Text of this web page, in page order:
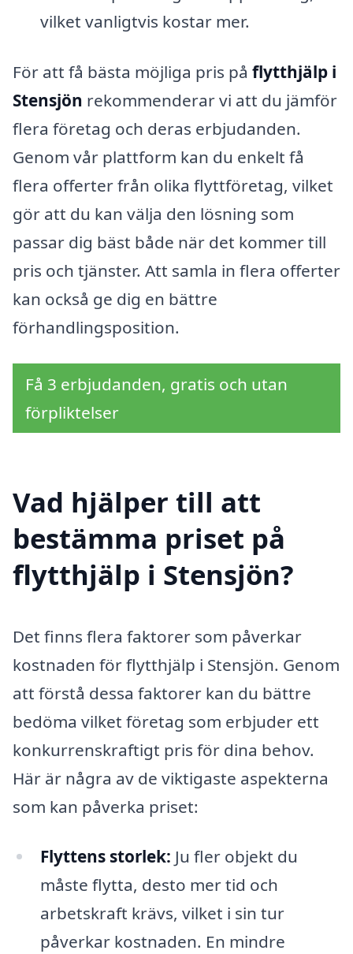
vilket vanligtvis kostar mer.
För att få bästa möjliga pris på flytthjälp i
Stensjön rekommenderar vi att du jämför
flera företag och deras erbjudanden.
Genom vår plattform kan du enkelt få
flera offerter från olika flyttföretag, vilket
gör att du kan välja den lösning som
passar dig bäst både när det kommer till
pris och tjänster. Att samla in flera offerter
kan också ge dig en bättre
förhandlingsposition.
Få 3 erbjudanden, gratis och utan
förpliktelser
Vad hjälper till att
bestämma priset på
flytthjälp i Stensjön?
Det finns flera faktorer som påverkar
kostnaden för flytthjälp i Stensjön. Genom
att förstå dessa faktorer kan du bättre
bedöma vilket företag som erbjuder ett
konkurrenskraftigt pris för dina behov.
Här är några av de viktigaste aspekterna
som kan påverka priset:
Flyttens storlek: Ju fler objekt du
måste flytta, desto mer tid och
arbetskraft krävs, vilket i sin tur
påverkar kostnaden. En mindre